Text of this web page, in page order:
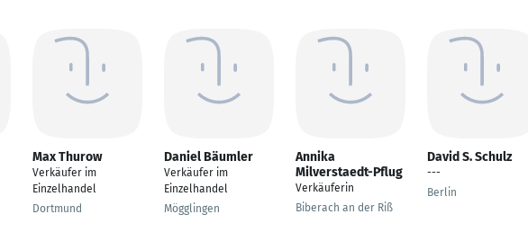
Max Thurow
Verkäufer im
Einzelhandel
Dortmund
Daniel Bäumler
Verkäufer im
Einzelhandel
Mögglingen
Annika
Milverstaedt-Pflug
Verkäuferin
Biberach an der Riß
David S. Schulz
---
Berlin